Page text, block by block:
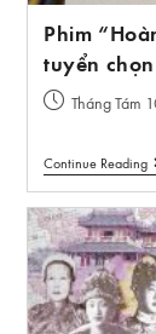
Phim
tuyển
Tháng Tám
Continue Reading